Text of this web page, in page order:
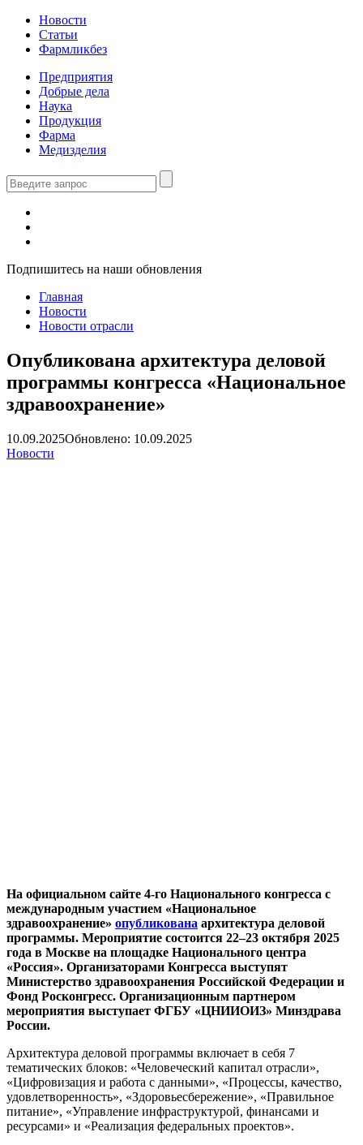
Новости
Статьи
Фармликбез
Предприятия
Добрые дела
Наука
Продукция
Фарма
Медизделия
Подпишитесь на наши обновления
Главная
Новости
Новости отрасли
Опубликована архитектура деловой
программы конгресса «Национальное
здравоохранение»
10.09.2025Обновлено: 10.09.2025
Новости
На официальном сайте 4-го Национального конгресса с
международным участием «Национальное
здравоохранение» опубликована архитектура деловой
программы. Мероприятие состоится 22–23 октября 2025
года в Москве на площадке Национального центра
«Россия». Организаторами Конгресса выступят
Министерство здравоохранения Российской Федерации и
Фонд Росконгресс. Организационным партнером
мероприятия выступает ФГБУ «ЦНИИОИЗ» Минздрава
России.
Архитектура деловой программы включает в себя 7
тематических блоков: «Человеческий капитал отрасли»,
«Цифровизация и работа с данными», «Процессы, качество,
удовлетворенность», «Здоровьесбережение», «Правильное
питание», «Управление инфраструктурой, финансами и
ресурсами» и «Реализация федеральных проектов».